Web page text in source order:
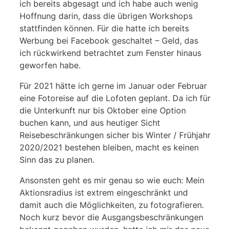
ich bereits abgesagt und ich habe auch wenig
Hoffnung darin, dass die übrigen Workshops
stattfinden können. Für die hatte ich bereits
Werbung bei Facebook geschaltet – Geld, das
ich rückwirkend betrachtet zum Fenster hinaus
geworfen habe.
Für 2021 hätte ich gerne im Januar oder Februar
eine Fotoreise auf die Lofoten geplant. Da ich für
die Unterkunft nur bis Oktober eine Option
buchen kann, und aus heutiger Sicht
Reisebeschränkungen sicher bis Winter / Frühjahr
2020/2021 bestehen bleiben, macht es keinen
Sinn das zu planen.
Ansonsten geht es mir genau so wie euch: Mein
Aktionsradius ist extrem eingeschränkt und
damit auch die Möglichkeiten, zu fotografieren.
Noch kurz bevor die Ausgangsbeschränkungen